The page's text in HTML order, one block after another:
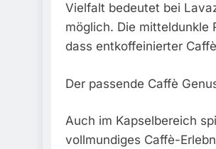
Vielfalt bedeutet bei
möglich. Die mitteldunkle
dass entkoffeinierter
Der passende Caffè
Auch im Kapselbereich
vollmundiges Caffè-